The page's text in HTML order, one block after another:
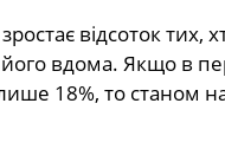
відсоток тих,
вдома. Якщо в
18%, то станом